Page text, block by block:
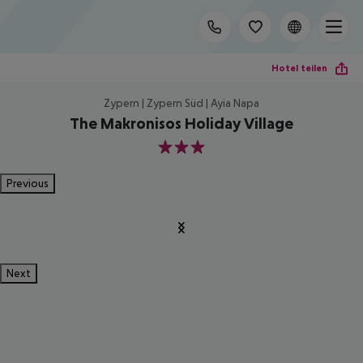
Hotel teilen
Zypern | Zypern Süd | Ayia Napa
The Makronisos Holiday Village
3
Previous
Next